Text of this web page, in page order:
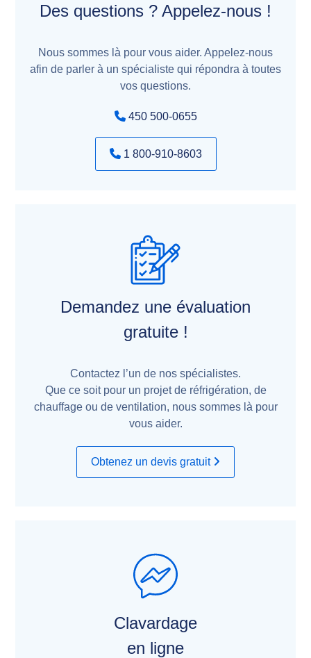
Des questions ? Appelez-nous !
Nous sommes là pour vous aider. Appelez-nous
afin de parler à un spécialiste qui répondra à toutes
vos questions.
450 500-0655
1 800-910-8603
Demandez une évaluation
gratuite !
Contactez l’un de nos spécialistes.
Que ce soit pour un projet de réfrigération, de
chauffage ou de ventilation, nous sommes là pour
vous aider.
Obtenez un devis gratuit
Clavardage
en ligne